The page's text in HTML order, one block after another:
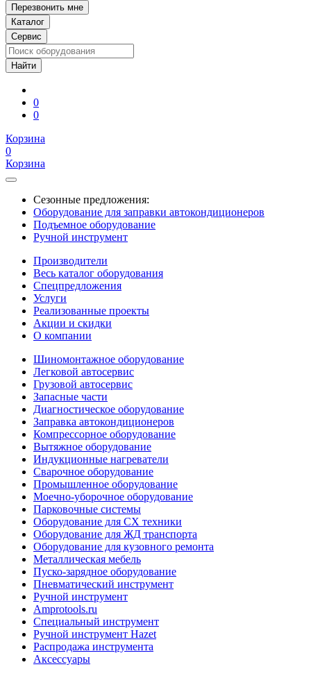
Перезвонить мне
Каталог
Сервис
0
0
Корзина
0
Корзина
Сезонные предложения:
Оборудование для заправки автокондиционеров
Подъемное оборудование
Ручной инструмент
Производители
Весь каталог оборудования
Спецпредложения
Услуги
Реализованные проекты
Акции и скидки
О компании
Шиномонтажное оборудование
Легковой автосервис
Грузовой автосервис
Запасные части
Диагностическое оборудование
Заправка автокондиционеров
Компрессорное оборудование
Вытяжное оборудование
Индукционные нагреватели
Сварочное оборудование
Промышленное оборудование
Моечно-уборочное оборудование
Парковочные системы
Оборудование для СХ техники
Оборудование для ЖД транспорта
Оборудование для кузовного ремонта
Металлическая мебель
Пуско-зарядное оборудование
Пневматический инструмент
Ручной инструмент
Amprotools.ru
Специальный инструмент
Ручной инструмент Hazet
Распродажа инструмента
Аксессуары